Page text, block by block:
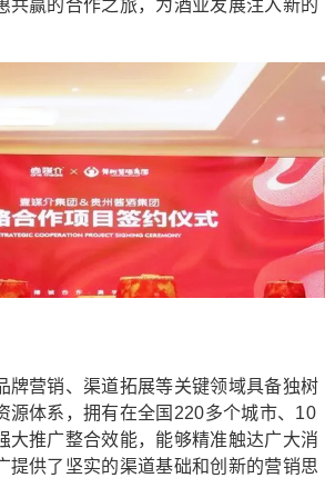
共赢的合作之旅，为酒业发展注入新的
营销、渠道拓展等关键领域具备独树
源体系，拥有在全国220多个城市、10
大推广整合效能，能够精准触达广大消
提供了坚实的渠道基础和创新的营销思